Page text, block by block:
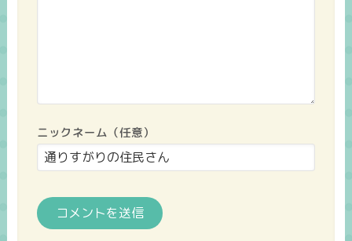
ニックネーム（任意）